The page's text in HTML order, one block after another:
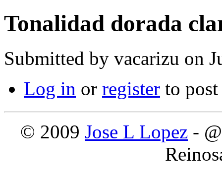
Tonalidad dorada
Submitted by vacarizu on
Log in or register to
© 2009 Jose L Lopez -